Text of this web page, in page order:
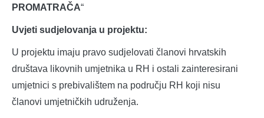
PROMATRAČA“
Uvjeti sudjelovanja u projektu:
U projektu imaju pravo sudjelovati članovi hrvatskih
društava likovnih umjetnika u RH i ostali zainteresirani
umjetnici s prebivalištem na području RH koji nisu
članovi umjetničkih udruženja.